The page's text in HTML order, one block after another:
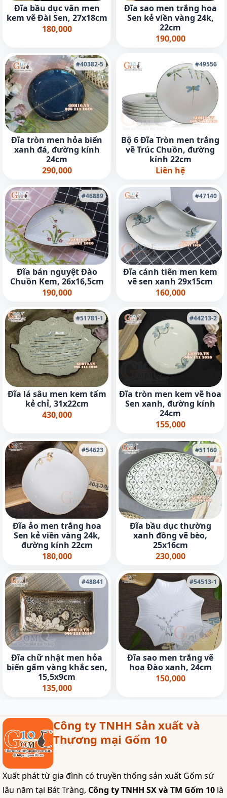
Đĩa bầu dục vân men
kem vẽ Đài Sen, 27x18cm
180,000
Đĩa sao men trắng hoa
Sen kẻ viền vàng 24k,
22cm
190,000
#40382-5
Đĩa tròn men hỏa biến
xanh đá, đường kính
24cm
290,000
#49556
Bộ 6 Đĩa Tròn men trắng
vẽ Trúc Chuồn, đường
kính 22cm
Liên hệ
#46889
Đĩa bán nguyệt Đào
Chuồn Kem, 26x16,5cm
190,000
#47140
Đĩa cánh tiên men kem
vẽ sen xanh 29x15cm
160,000
#51781-1
Đĩa lá sâu men kem tấm
kẻ chỉ, 31x22cm
430,000
#44213-2
Đĩa tròn men kem vẽ hoa
Sen xanh, đường kính
24cm
155,000
#54623
Đĩa ảo men trắng hoa
Sen kẻ viền vàng 24k,
đường kính 22cm
180,000
#51160
Đĩa bầu dục thường
xanh đồng vẽ bèo,
25x16cm
230,000
#48841
Đĩa chữ nhật men hỏa
biến gấm vàng khắc sen,
15,5x9cm
135,000
#54513-1
Đĩa sao men trắng vẽ
hoa Đào xanh, 24cm
150,000
Công ty TNHH Sản xuất và
Thương mại Gốm 10
Xuất phát từ gia đình có truyền thống sản xuất Gốm sứ
lâu năm tại Bát Tràng, Công ty TNHH SX và TM Gốm 10 là